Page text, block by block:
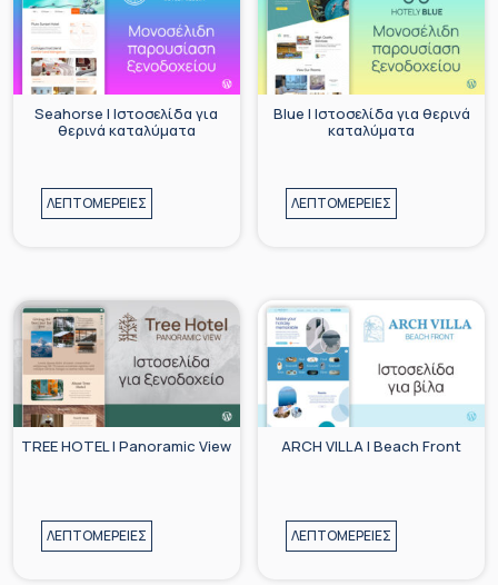
Seahorse | Ιστοσελίδα για
θερινά καταλύματα
ΛΕΠΤΟΜΕΡΕΙΕΣ
Blue | Ιστοσελίδα για θερινά
καταλύματα
ΛΕΠΤΟΜΕΡΕΙΕΣ
TREE HOTEL | Panoramic View
ΛΕΠΤΟΜΕΡΕΙΕΣ
ARCH VILLA | Beach Front
ΛΕΠΤΟΜΕΡΕΙΕΣ